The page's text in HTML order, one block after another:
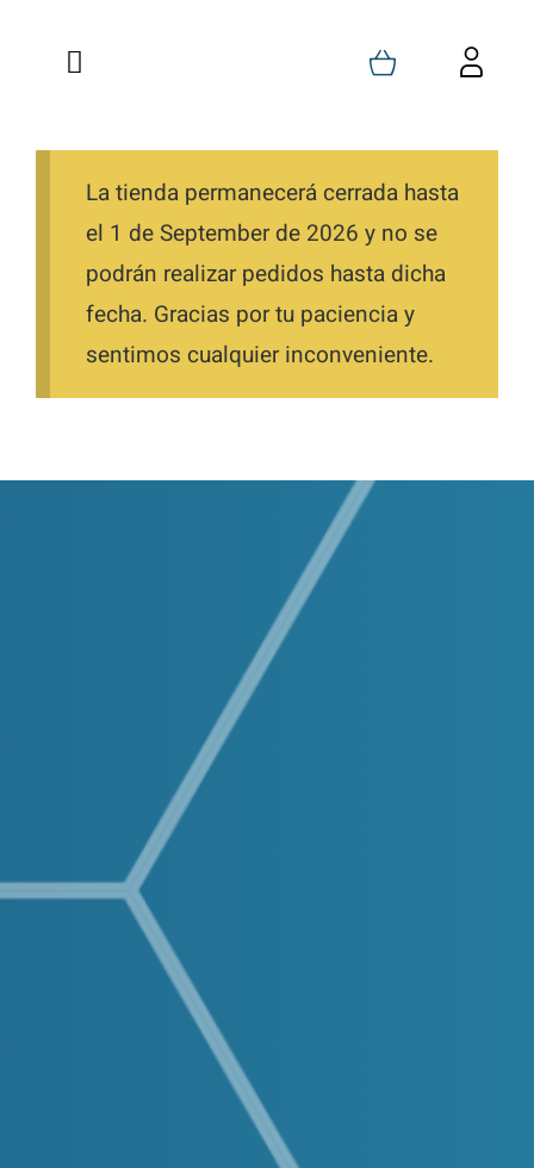
Toggle
Quienes Somos
Formaciones
Tienda
Blog
Mi Cuenta
Pedidos
Descargas
La tienda permanecerá cerrada hasta
el 1 de September de 2026 y no se
podrán realizar pedidos hasta dicha
fecha. Gracias por tu paciencia y
sentimos cualquier inconveniente.